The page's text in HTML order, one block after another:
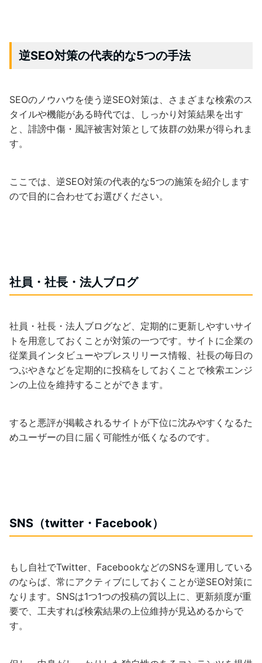
逆SEO対策の代表的な5つの手法
SEOのノウハウを使う逆SEO対策は、さまざまな検索のス
タイルや機能がある時代では、しっかり対策結果を出す
と、誹謗中傷・風評被害対策として抜群の効果が得られま
す。
ここでは、逆SEO対策の代表的な5つの施策を紹介します
ので目的に合わせてお選びください。
社員・社長・法人ブログ
社員・社長・法人ブログなど、定期的に更新しやすいサイ
トを用意しておくことが対策の一つです。サイトに企業の
従業員インタビューやプレスリリース情報、社長の毎日の
つぶやきなどを定期的に投稿をしておくことで検索エンジ
ンの上位を維持することができます。
すると悪評が掲載されるサイトが下位に沈みやすくなるた
めユーザーの目に届く可能性が低くなるのです。
SNS（twitter・Facebook）
もし自社でTwitter、FacebookなどのSNSを運用している
のならば、常にアクティブにしておくことが逆SEO対策に
なります。SNSは1つ1つの投稿の質以上に、更新頻度が重
要で、工夫すれば検索結果の上位維持が見込めるからで
す。